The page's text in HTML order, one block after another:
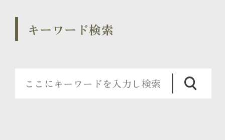
キーワード検索